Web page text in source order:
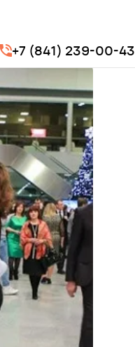
+7 (841) 239-00-43
перевозки